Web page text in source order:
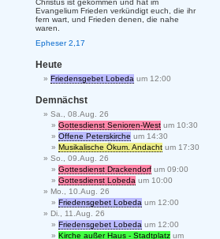
Christus ist gekommen und hat im
Evangelium Frieden verkündigt euch, die ihr
fern wart, und Frieden denen, die nahe
waren.
Epheser 2,17
Heute
Friedensgebet Lobeda um 12:00
Demnächst
Sa., 08.Aug. 26
Gottesdienst Senioren-West um 10:30
Offene Peterskirche um 14:30
Musikalische Ökum. Andacht um 17:30
So., 09.Aug. 26
Gottesdienst Drackendorf um 09:00
Gottesdienst Lobeda um 10:00
Mo., 10.Aug. 26
Friedensgebet Lobeda um 12:00
Di., 11.Aug. 26
Friedensgebet Lobeda um 12:00
Kirche außer Haus - Stadtplatz um